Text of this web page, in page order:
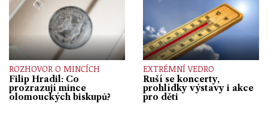
ROZHOVOR O MINCÍCH
Filip Hradil: Co
prozrazují mince
olomouckých biskupů?
EXTRÉMNÍ VEDRO
Ruší se koncerty,
prohlídky výstavy i akce
pro děti